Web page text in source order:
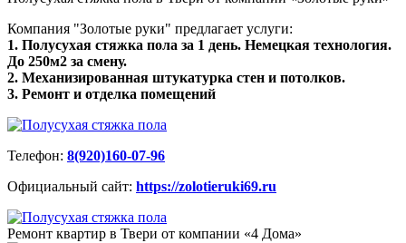
Компания "Золотые руки" предлагает услуги:
1. Полусухая стяжка пола за 1 день. Немецкая технология.
До 250м2 за смену.
2. Механизированная штукатурка стен и потолков.
3. Ремонт и отделка помещений
Телефон: 8(920)160-07-96
Официальный сайт: https://zolotieruki69.ru
Ремонт квартир в Твери от компании «4 Дома»